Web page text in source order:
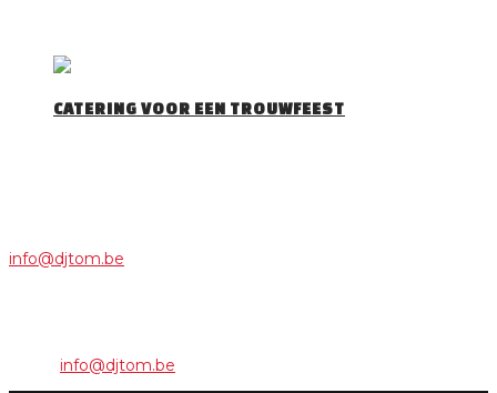
CATERING VOOR EEN TROUWFEEST
info@djtom.be
info@djtom.be